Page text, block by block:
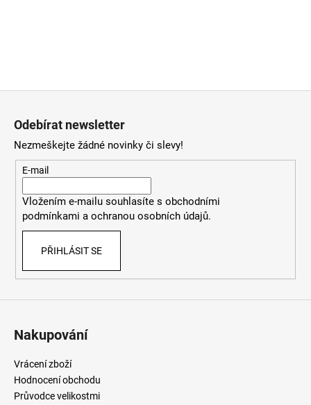
Odebírat newsletter
Nezmeškejte žádné novinky či slevy!
E-mail
Vložením e-mailu souhlasítes obchodními
podmínkami a ochranou osobních údajů.
PŘIHLÁSIT SE
Nakupování
Vrácení zboží
Hodnocení obchodu
Průvodce velikostmi